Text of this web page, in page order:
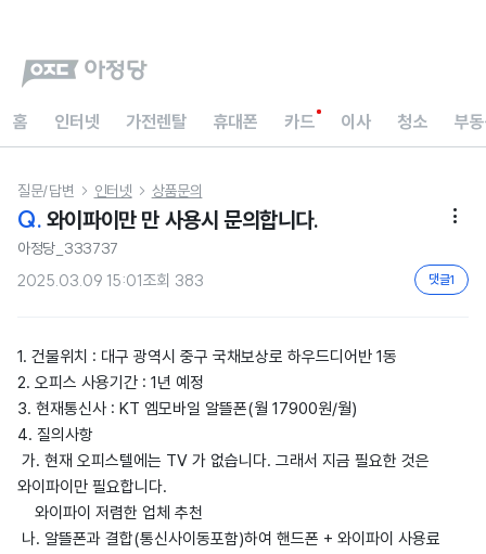
홈 인터넷 가전렌탈 휴대폰 카드 이사 청소 부
질문/답변  인터넷  상품문의
Q. 와이파이만 만 사용시 문의합니다. 
아정당_333737
2025.03.09 15:01조회 383 댓글1
1. 건물위치 : 대구 광역시 중구 국채보상로 하우드디어반 1동
2. 오피스 사용기간 : 1년 예정
3. 현재통신사 : KT 엠모바일 알뜰폰(월 17900원/월)
4. 질의사항
가. 현재 오피스텔에는 TV 가 없습니다. 그래서 지금 필요한 것은
와이파이만 필요합니다.
와이파이 저렴한 업체 추천
나. 알뜰폰과 결합(통신사이동포함)하여 핸드폰 + 와이파이 사용료